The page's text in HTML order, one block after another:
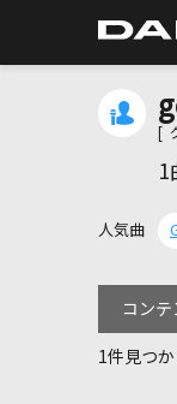
[
1
人気曲
コンテ
1件見つか